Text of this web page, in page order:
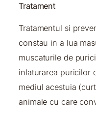
Tratament
Tratamentul si
constau in a lua
muscaturile de
inlaturarea puricilor
mediul acestuia
animale cu care